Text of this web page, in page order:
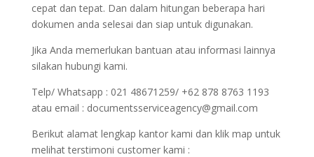
cepat dan tepat. Dan dalam hitungan beberapa hari
dokumen anda selesai dan siap untuk digunakan.
Jika Anda memerlukan bantuan atau informasi lainnya
silakan hubungi kami.
Telp/ Whatsapp : 021 48671259/ +62 878 8763 1193
atau email : documentsserviceagency@gmail.com
Berikut alamat lengkap kantor kami dan klik map untuk
melihat terstimoni customer kami :